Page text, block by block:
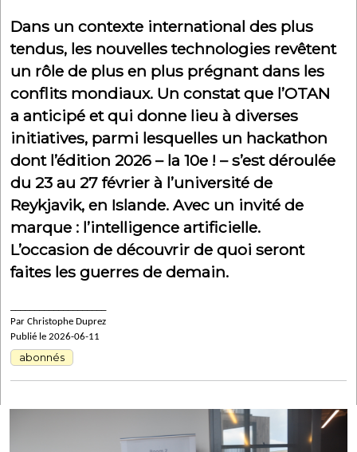
Dans un contexte international des plus
tendus, les nouvelles technologies revêtent
un rôle de plus en plus prégnant dans les
conflits mondiaux. Un constat que l’OTAN
a anticipé et qui donne lieu à diverses
initiatives, parmi lesquelles un hackathon
dont l’édition 2026 – la 10e ! – s’est déroulée
du 23 au 27 février à l’université de
Reykjavik, en Islande. Avec un invité de
marque : l’intelligence artificielle.
L’occasion de découvrir de quoi seront
faites les guerres de demain.
Par Christophe Duprez
Publié le 2026-06-11
abonnés